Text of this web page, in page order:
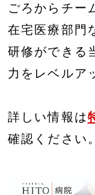
ごろからチー
在宅医療部門
研修ができる
力をレベルア
詳しい情報は
確認ください。